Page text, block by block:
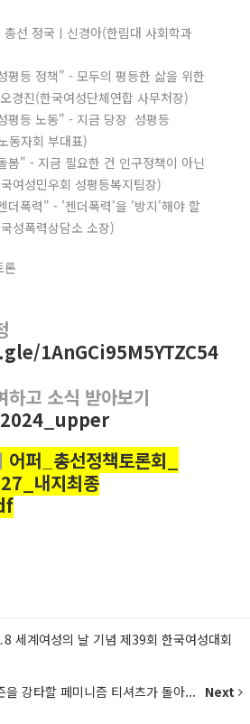
선 정국ㅣ신경아(한림대 사회학과
등 정책" - 모두의 평등한 삶을 위한
경진(한국여성단체연합 사무처장)
등 노동" - 지금 당장 성평등
동자회 부대표)
" - 지금 필요한 건 인구정책이 아닌
여성민우회 성평등복지팀장)
폭력" - '젠더폭력'을 '방지'해야 할
성폭력상담소 소장)
론
1AnGCi95M5YTZC54
고 소식 받아보기
어퍼_총선정책토론회_
내지최종
세계여성의 날 기념 제39회 한국여성대회
강타할 페미니즘 티셔츠가 돌아... Next